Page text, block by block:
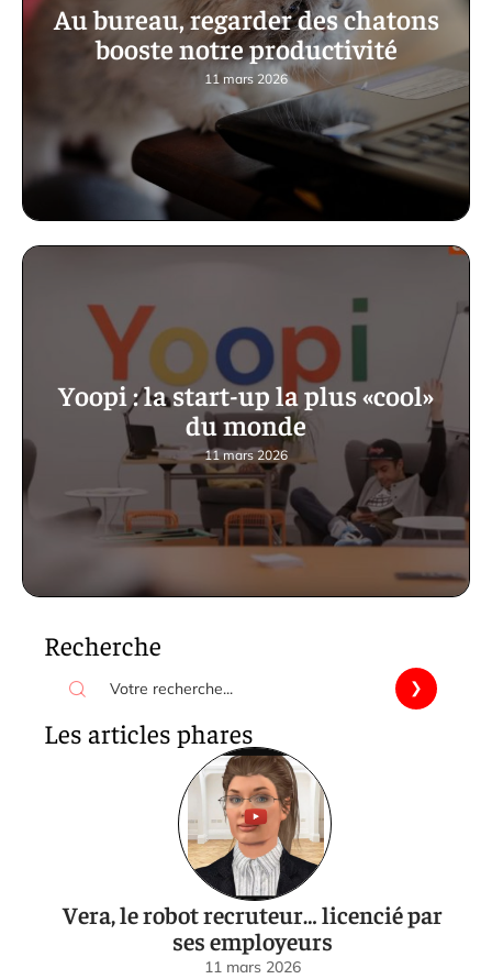
Au bureau, regarder des chatons
booste notre productivité
11 mars 2026
Yoopi : la start-up la plus «cool»
du monde
11 mars 2026
Recherche
Les articles phares
Vera, le robot recruteur… licencié par
ses employeurs
11 mars 2026